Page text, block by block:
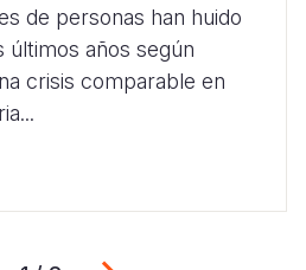
de personas han huido
últimos años según
crisis comparable en